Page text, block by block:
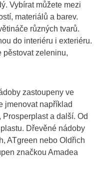
Vybírat můžete mezi
materiálů a barev.
různých tvarů.
do interiéru i exteriéru.
pěstovat zeleninu,
zastoupeny ve
jmenovat například
a další. Od
Dřevěné nádoby
ATgreen nebo Oldřich
značkou Amadea